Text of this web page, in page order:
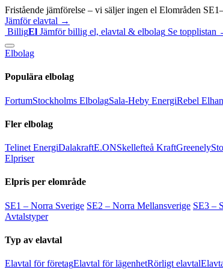
Fristående jämförelse – vi säljer ingen el Elområden
Jämför elavtal →
BilligEl Jämför billig el, elavtal & elbolag Se topplistan
Elbolag
Populära elbolag
FortumStockholms ElbolagSala-Heby EnergiRebel
Fler elbolag
Telinet EnergiDalakraftE.ONSkellefteå KraftGreenely
Elpriser
Elpris per elområde
SE1 – Norra Sverige SE2 – Norra Mellansverige SE3 –
Avtalstyper
Typ av elavtal
Elavtal för företagElavtal för lägenhetRörligt elavtal